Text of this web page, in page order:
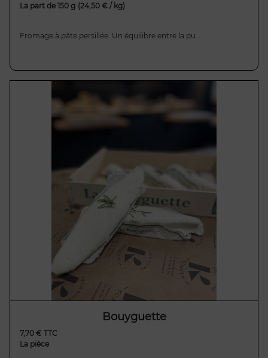
La part de 150 g (24,50 € / kg)
Fromage à pâte persillée. Un équilibre entre la pu...
Bouyguette
7,70 € TTC
La pièce